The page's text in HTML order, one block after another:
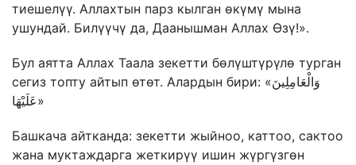
тиешелүү. Аллахтын парз кылган өкүмү мына
ушундай. Билүүчү да, Даанышман Аллах Өзү!».
Бул аятта Аллах Таала зекетти бөлүштүрүлө турган
сегиз топту айтып өтөт. Алардын бири: «وَالْعَامِلِينَ
عَلَيْهَا»
Башкача айтканда: зекетти жыйноо, каттоо, сактоо
жана муктаждарга жеткирүү ишин жүргүзгөн